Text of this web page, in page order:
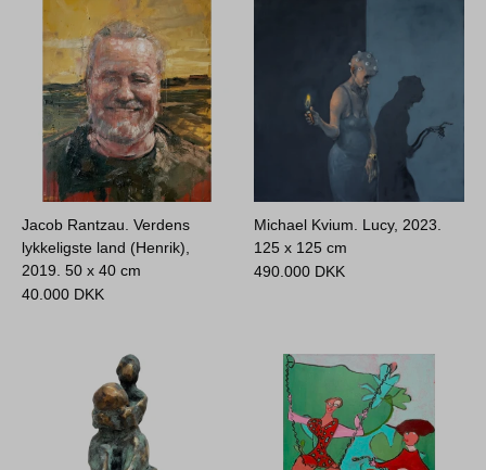
Jacob Rantzau. Verdens
lykkeligste land (Henrik),
2019.50 x 40 cm
40.000 DKK
Michael Kvium. Lucy, 2023.
125 x 125 cm
490.000 DKK